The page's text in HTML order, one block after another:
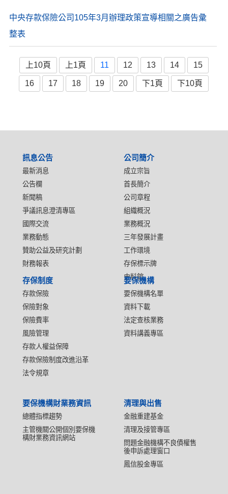
中央存款保險公司105年3月辦理政策宣導相關之廣告彙
整表
上10頁 上1頁 11 12 13 14 15
16 17 18 19 20 下1頁 下10頁
訊息公告
最新消息
公告欄
新聞稿
爭議訊息澄清專區
國際交流
業務動態
贊助公益及研究計劃
財務報表
公司簡介
成立宗旨
首長簡介
公司章程
組織概況
業務概況
三年發展計畫
工作環境
存保標示牌
史料館
存保制度
存款保險
保險對象
保險費率
風險管理
存款人權益保障
存款保險制度改進沿革
法令規章
要保機構
要保機構名單
資料下載
法定查核業務
資料講義專區
要保機構財業務資訊
總體指標趨勢
主管機關公開個別要保機
構財業務資訊網站
清理與出售
金融重建基金
清理及接管專區
問題金融機構不良債權售
後申訴處理窗口
鳳信股金專區